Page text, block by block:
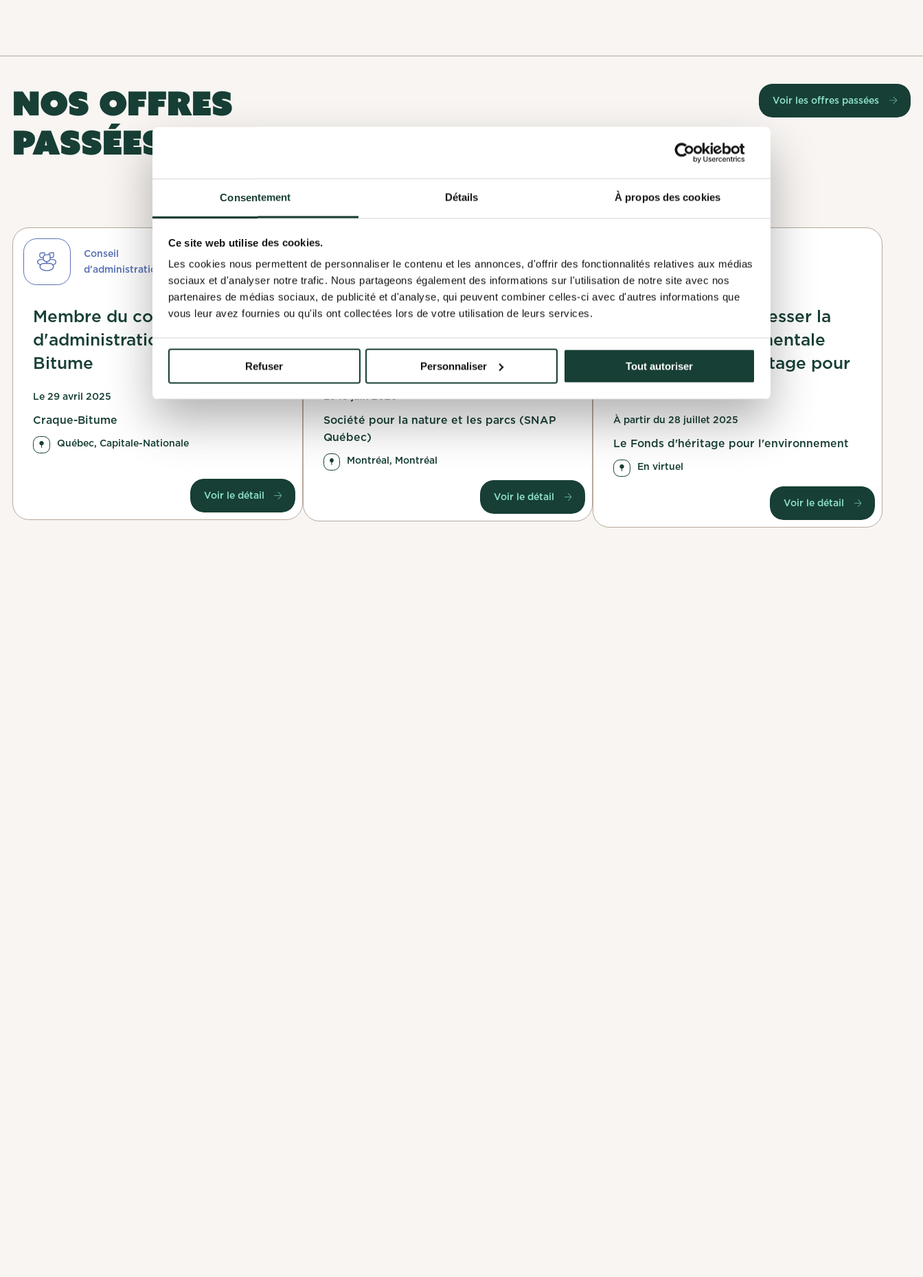
Consentement Détails À propos des cookies
Ce site web utilise des cookies.
Les cookies nous permettent de personnaliser le contenu et les annonces, d'offrir des fonctionnalités relatives aux médias
sociaux et d'analyser notre trafic. Nous partageons également des informations sur l'utilisation de notre site avec nos
partenaires de médias sociaux, de publicité et d'analyse, qui peuvent combiner celles-ci avec d'autres informations que
vous leur avez fournies ou qu'ils ont collectées lors de votre utilisation de leurs services.
Refuser Personnaliser Tout autoriser
NOS OFFRES
PASSÉES
Voir les offres passées
Conseil
d'administration
Membre du conseil
d'administration de Craque-
Bitume
Le 29 avril 2025
Craque-Bitume
Québec, Capitale-Nationale
Voir le détail
Plantation
Plantation 2026 sur l'Île
Société pour la nature et les parcs (SNAP
Québec)
Montréal, Montréal
Voir le détail
d'administration
Aider à faire progresser la
justice environnementale
avec le Fonds Héritage pour
l’Environnement
À partir du 28 juillet 2025
Le Fonds d'héritage pour l'environnement
En virtuel
Voir le détail
Finalise ton profil
Avant de pouvoir proposer ta candidature, merci de finaliser la configuration de ton profil.
motivations.
Pour finaliser ta candidature, nous te demandons d'expliquer en quelques mots pourquoi
cette offre t'intéresse. Cela aidera l'organisation à mieux comprendre tes motivations.
Valider ma candidature Annuler
Candidature envoyée!
intéressée, te contactera directement en utilisant les informations fournies dans ton profil.
Surveille ta boîte courriel pour une éventuelle réponse!